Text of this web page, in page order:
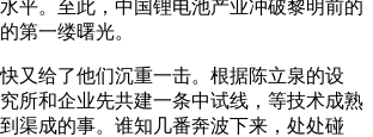
平。至此，中国锂电池产业冲破黎明前的
第一缕曙光。
又给了他们沉重一击。根据陈立泉的设
所和企业先共建一条中试线，等技术成熟
渠成的事。谁知几番奔波下来，处处碰